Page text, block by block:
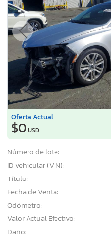
Oferta Actual
$0 USD
Número de lote:
ID vehicular (VIN):
Título:
Fecha de Venta:
Odómetro:
Valor Actual Efectivo:
Daño: